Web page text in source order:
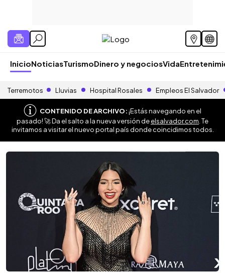
InicioNoticiasTurismoDinero y negociosVida
Terremotos Lluvias Hospital Rosales Empleos El Salvador
CONTENIDO DE ARCHIVO:¡Estás navegando en el
pasado! 🚀 Da el salto a la nueva versión deelsalvador.com . Te
invitamos a visitar el nuevo portal país donde coincidimos todos.